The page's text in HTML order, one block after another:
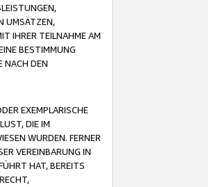
UMSÄTZEN,
IHRER TEILNAHME AM
BESTIMMUNG
NACH DEN
EXEMPLARISCHE
DIE IM
WURDEN. FERNER
VEREINBARUNG IN
HAT, BEREITS